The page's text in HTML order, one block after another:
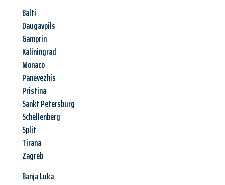
Balti
Daugavpils
Gamprin
Kaliningrad
Monaco
Panevezhis
Pristina
Sankt Petersburg
Schellenberg
Split
Tirana
Zagreb
Banja Luka